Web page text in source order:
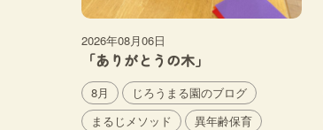
2026年08月06日
「ありがとうの木」
8月
じろうまる園のブログ
まるじメソッド
異年齢保育